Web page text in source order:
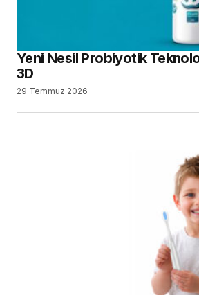
Yeni Nesil Probiyotik
3D
29 Temmuz 2026